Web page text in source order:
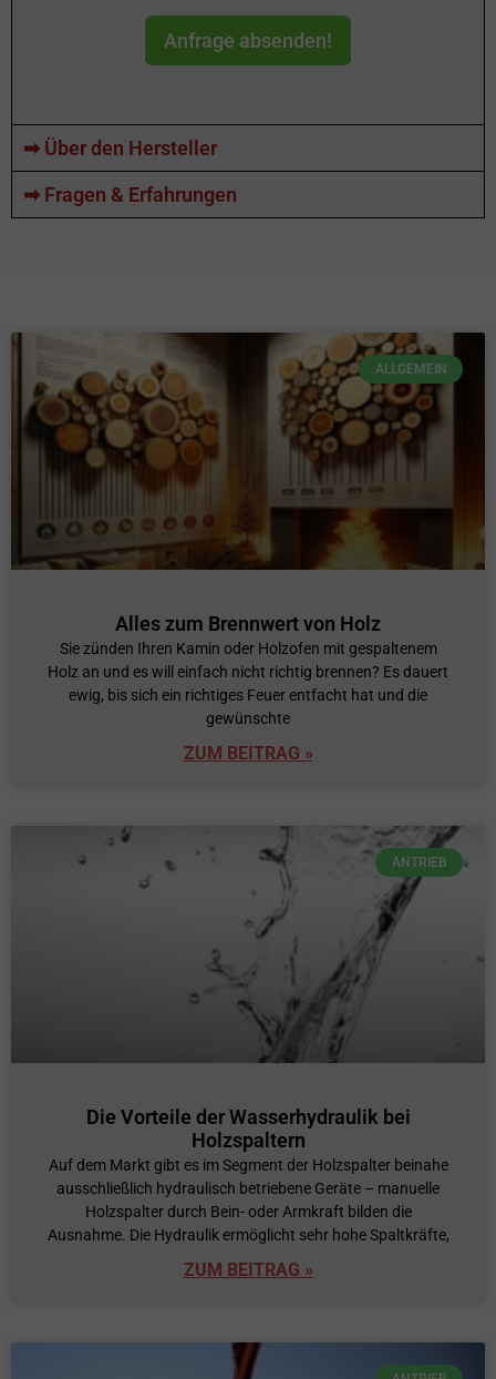
Anfrage absenden!
➡ Über den Hersteller
➡ Fragen & Erfahrungen
ALLGEMEIN
Alles zum Brennwert von Holz
Sie zünden Ihren Kamin oder Holzofen mit gespaltenem
Holz an und es will einfach nicht richtig brennen? Es dauert
ewig, bis sich ein richtiges Feuer entfacht hat und die
gewünschte
ZUM BEITRAG »
ANTRIEB
Die Vorteile der Wasserhydraulik bei
Holzspaltern
Auf dem Markt gibt es im Segment der Holzspalter beinahe
ausschließlich hydraulisch betriebene Geräte – manuelle
Holzspalter durch Bein- oder Armkraft bilden die
Ausnahme. Die Hydraulik ermöglicht sehr hohe Spaltkräfte,
ZUM BEITRAG »